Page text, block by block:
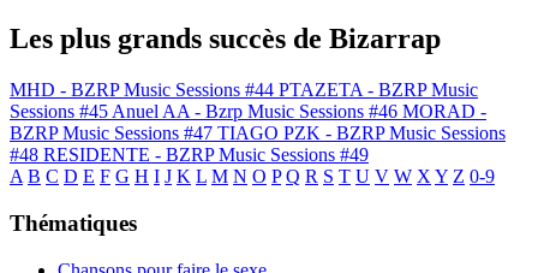
Les plus grands succès de Bizarrap
MHD - BZRP Music Sessions #44 PTAZETA - BZRP Music
Sessions #45 Anuel AA - Bzrp Music Sessions #46 MORAD -
BZRP Music Sessions #47 TIAGO PZK - BZRP Music Sessions
#48 RESIDENTE - BZRP Music Sessions #49
A B C D E F G H I J K L M N O P Q R S T U V W X Y Z 0-9
Thématiques